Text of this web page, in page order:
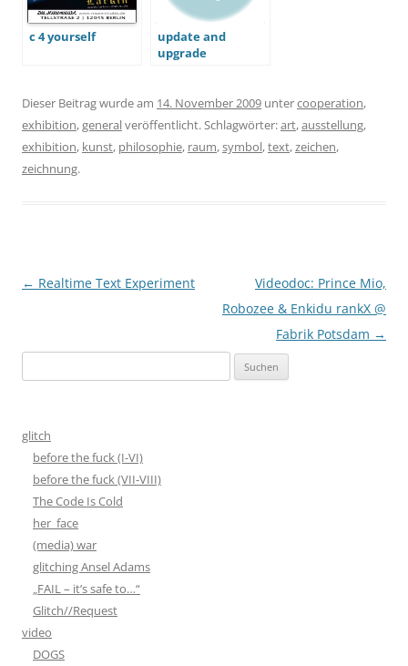
c 4 yourself
update and
upgrade
Dieser Beitrag wurde am 14. November 2009 untercooperation,
exhibition,generalveröffentlicht. Schlagwörter:art,ausstellung,
exhibition, kunst, philosophie, raum,symbol,text,zeichen,
zeichnung.
Beitragsnavigation
← Realtime Text Experiment
Videodoc: Prince Mio,
Robozee & Enkidu rankX @
Fabrik Potsdam →
nach:
glitch
before the fuck (I-VI)
before the fuck (VII-VIII)
The Code Is Cold
her_face
(media) war
glitching Ansel Adams
„FAIL – it’s safe to…“
Glitch//Request
video
DOGS